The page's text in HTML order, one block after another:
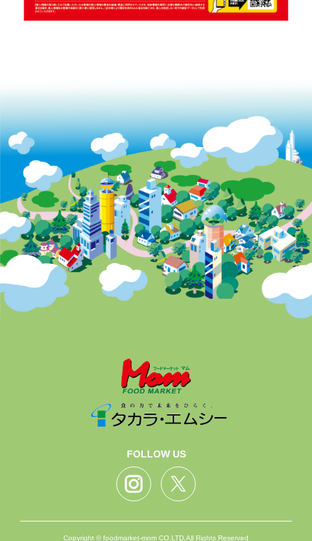
FOLLOW US
Copyright © foodmarket-mom CO.LTD.All Rights Reserved